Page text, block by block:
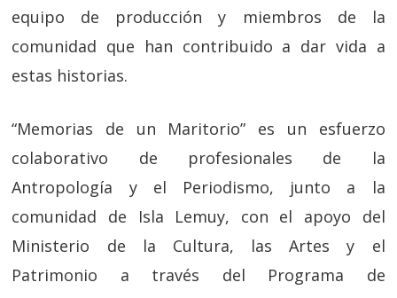
equipo de producción y miembros de la
comunidad que han contribuido a dar vida a
estas historias.
“Memorias de un Maritorio” es un esfuerzo
colaborativo de profesionales de la
Antropología y el Periodismo, junto a la
comunidad de Isla Lemuy, con el apoyo del
Ministerio de la Cultura, las Artes y el
Patrimonio a través del Programa de